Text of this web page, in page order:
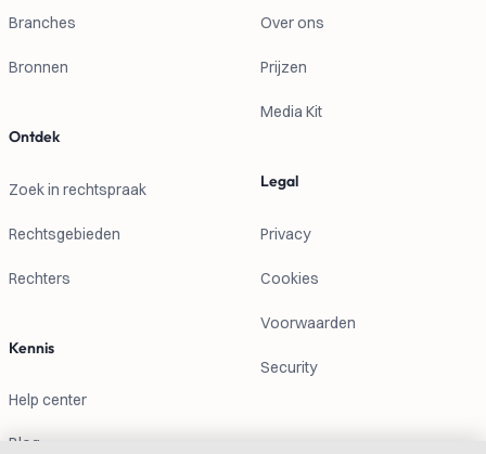
Branches
Bronnen
Ontdek
Zoek in rechtspraak
Rechtsgebieden
Rechters
Kennis
Help center
Blog
Over ons
Prijzen
Media Kit
Legal
Privacy
Cookies
Voorwaarden
Security